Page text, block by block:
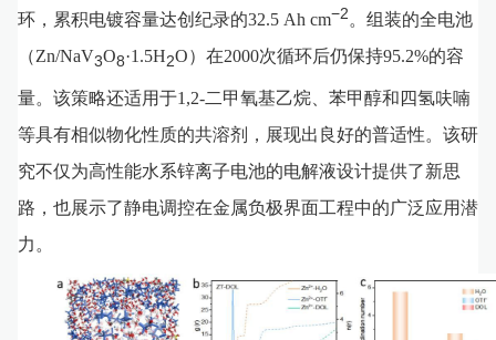
环，累积电镀容量达创纪录的32.5 Ah cm−2。组装的全电池
（Zn/NaV3O8·1.5H2O）在2000次循环后仍保持95.2%的容
量。该策略还适用于1,2-二甲氧基乙烷、苯甲醇和四氢呋喃
等具有相似物化性质的共溶剂，展现出良好的普适性。该研
究不仅为高性能水系锌离子电池的电解液设计提供了新思
路，也展示了静电调控在金属负极界面工程中的广泛应用潜
力。